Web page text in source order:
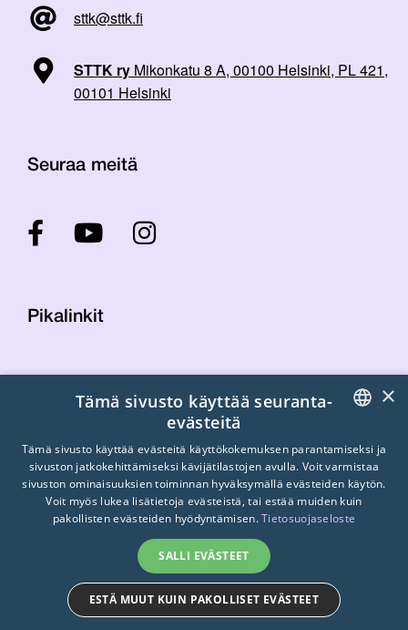
sttk@sttk.fi
STTK ry Mikonkatu 8 A, 00100 Helsinki, PL 421,
00101 Helsinki
Seuraa meitä
Pikalinkit
Laskutustiedot
Tietosuojaseloste
Turvallisemman tilan periaatteet
© 2026 STTK. Made with ❤ byAvoin.Systems
FINNISH
SWEDISH
×
Tämä sivusto käyttää seuranta-
evästeitä
Tämä sivusto käyttää evästeitä käyttökokemuksen parantamiseksi ja
sivuston jatkokehittämiseksi kävijätilastojen avulla. Voit varmistaa
sivuston ominaisuuksien toiminnan hyväksymällä evästeiden käytön.
Voit myös lukea lisätietoja evästeistä, tai estää muiden kuin
pakollisten evästeiden hyödyntämisen.Tietosuojaseloste
SALLI EVÄSTEET
ESTÄ MUUT KUIN PAKOLLISET EVÄSTEET